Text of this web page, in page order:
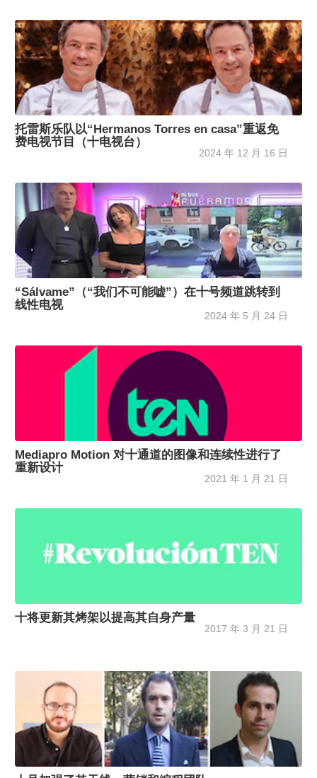
托雷斯乐队以“Hermanos Torres en casa”重返免
费电视节目（十电视台）
2024 年 12 月 16 日
“Sálvame”（“我们不可能嘘”）在十号频道跳转到
线性电视
2024 年 5 月 24 日
Mediapro Motion 对十通道的图像和连续性进行了
重新设计
2021 年 1 月 21 日
十将更新其烤架以提高其自身产量
2017 年 3 月 21 日